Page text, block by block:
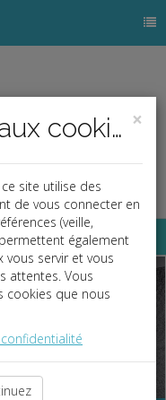
×
Politique relative aux cookies
site utilise des
de vous connecter en
(veille,
également
servir et vous
attentes. Vous
cookies que nous